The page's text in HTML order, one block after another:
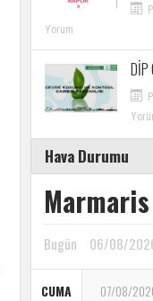
Yorum
DİP
Hava Durumu
Marmaris
Bugün 06/08/
CUMA 07/08/